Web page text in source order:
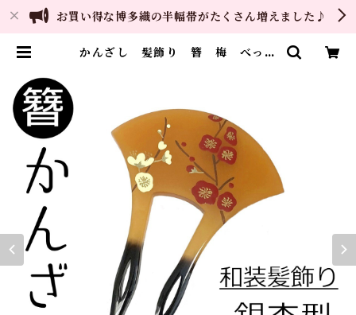
お買い得な博多織の半幅帯がたくさん増えました♪
かんざし 髪飾り 簪 梅 べっ甲